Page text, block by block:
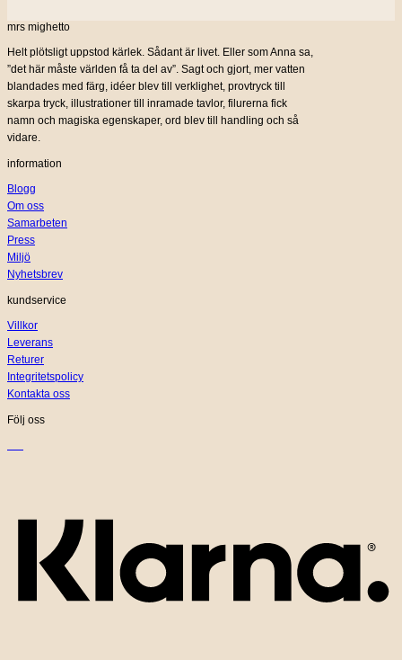
mrs mighetto
Helt plötsligt uppstod kärlek. Sådant är livet. Eller som Anna sa,
”det här måste världen få ta del av”. Sagt och gjort, mer vatten
blandades med färg, idéer blev till verklighet, provtryck till
skarpa tryck, illustrationer till inramade tavlor, filurerna fick
namn och magiska egenskaper, ord blev till handling och så
vidare.
information
Blogg
Om oss
Samarbeten
Press
Miljö
Nyhetsbrev
kundservice
Villkor
Leverans
Returer
Integritetspolicy
Kontakta oss
Följ oss